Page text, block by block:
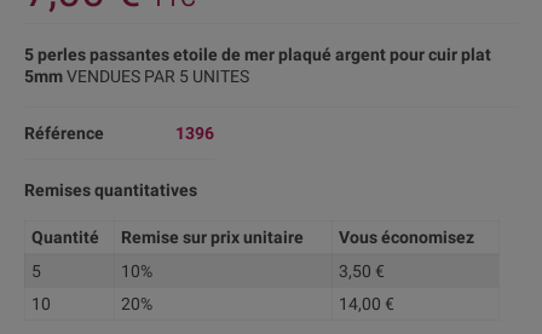
5 perles passantes etoile de mer plaqué argent pour cuir plat
5mmVENDUES PAR 5 UNITES
Référence 1396
Remises quantitatives
Quantité Remise sur prix unitaire
Vous économisez
5
10%
3,50 €
10
20% 14,00 €